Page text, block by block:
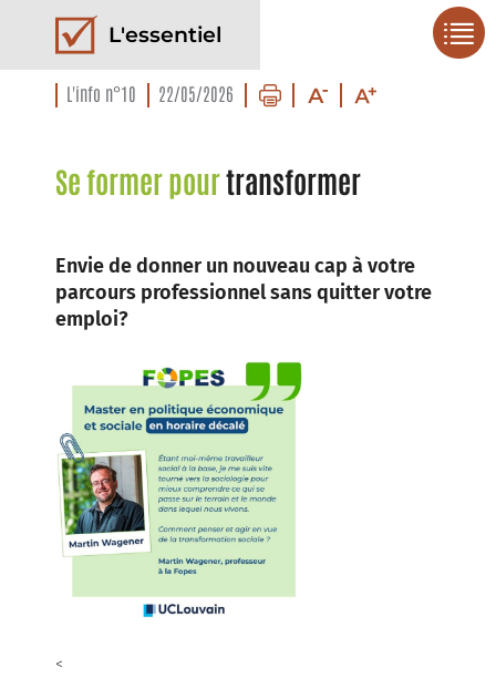
L'essentiel
L'info n°10 22/05/2026
Se former pourtransformer
Envie de donner un nouveau cap à votre
parcours professionnel sans quitter votre
emploi?
<